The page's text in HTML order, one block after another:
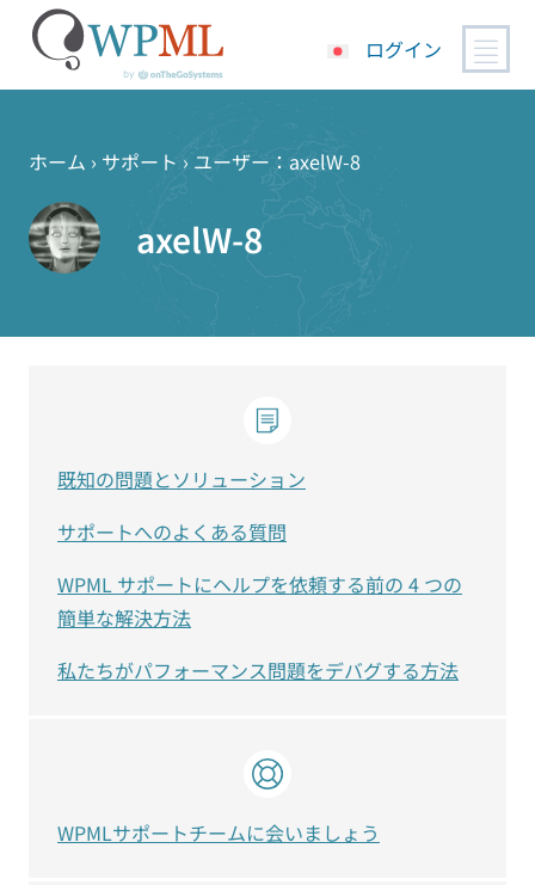
ッ
ログイン
ホーム › サポート › ユーザー：axelW-8
axelW-8
既知の問題とソリューション
サポートへのよくある質問
WPML サポートにヘルプを依頼する前の 4 つの
簡単な解決方法
私たちがパフォーマンス問題をデバグする方法
WPMLサポートチームに会いましょう